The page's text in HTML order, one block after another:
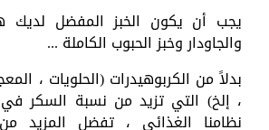
يجب أن يكون الخبز المفضل لديك
والجاودار وخبز الحبوب الكاملة ...
بدلاً من الكربوهيدرات (الحلويات ،
، إلخ) التي تزيد من نسبة السكر
نظامنا الغذائي ، تفضل المزيد